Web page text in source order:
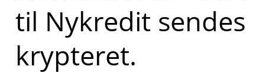
til Nykredit sendes
krypteret.